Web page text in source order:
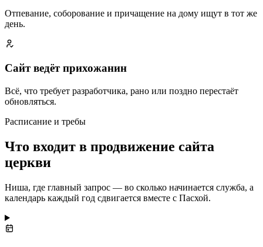
Отпевание, соборование и причащение на дому ищут в тот же
день.
Сайт ведёт прихожанин
Всё, что требует разработчика, рано или поздно перестаёт
обновляться.
Расписание и требы
Что входит в продвижение сайта
церкви
Ниша, где главный запрос — во сколько начинается служба, а
календарь каждый год сдвигается вместе с Пасхой.